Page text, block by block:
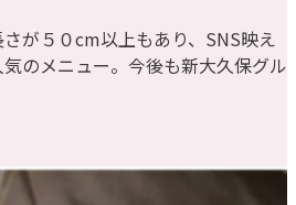
が５０cm以上もあり、SNS映え
のメニュー。今後も新大久保グル